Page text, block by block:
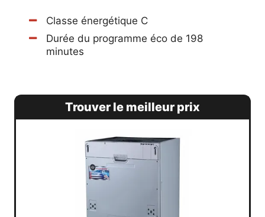
Classe énergétique C
Durée du programme éco de 198
minutes
Trouver le meilleur prix